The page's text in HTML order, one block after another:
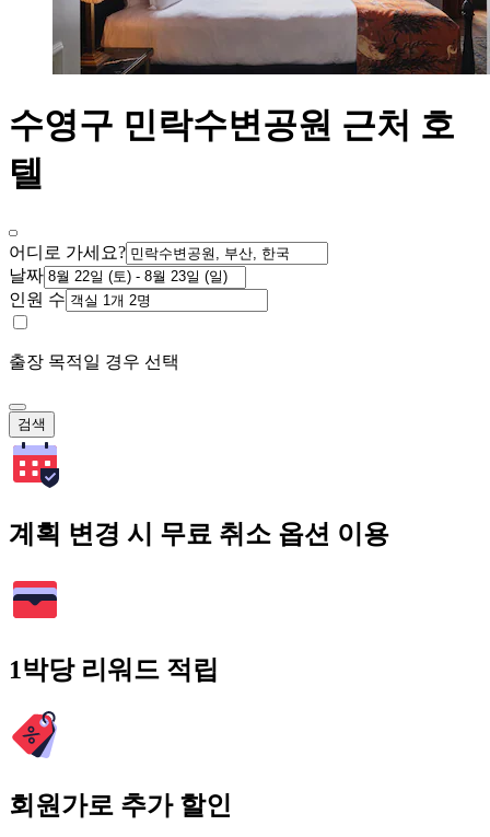
수영구 민락수변공원 근처 호
텔
어디로 가세요?
날짜
인원 수
출장 목적일 경우 선택
검색
계획 변경 시 무료 취소 옵션 이용
1박당 리워드 적립
회원가로 추가 할인